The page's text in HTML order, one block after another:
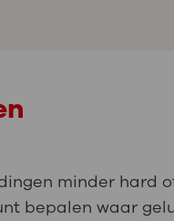
minder hard
bepalen waar